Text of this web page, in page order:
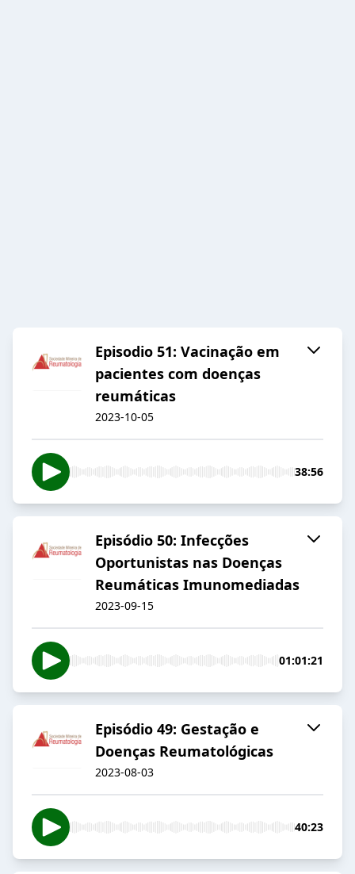
Episodio 51: Vacinação em
pacientes com doenças
reumáticas
2023-10-05
38:56
Episódio 50: Infecções
Oportunistas nas Doenças
Reumáticas Imunomediadas
2023-09-15
01:01:21
Episódio 49: Gestação e
Doenças Reumatológicas
2023-08-03
40:23